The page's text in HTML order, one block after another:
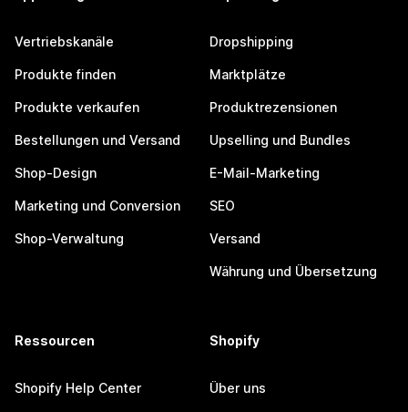
Vertriebskanäle
Produkte finden
Produkte verkaufen
Bestellungen und Versand
Shop-Design
Marketing und Conversion
Shop-Verwaltung
Dropshipping
Marktplätze
Produktrezensionen
Upselling und Bundles
E-Mail-Marketing
SEO
Versand
Währung und Übersetzung
Ressourcen
Shopify Help Center
Shopify
Über uns